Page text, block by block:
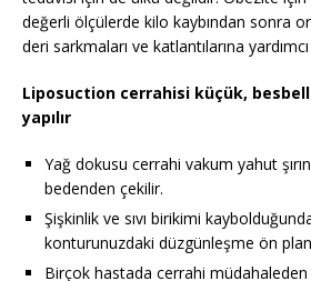
değerli ölçülerde kilo kaybından sonra
deri sarkmaları ve katlantılarına
Liposuction cerrahisi küçük,
yapılır
Yağ dokusu cerrahi vakum yahut
bedenden çekilir.
Şişkinlik ve sıvı birikimi
konturunuzdaki düzgünleşme ön
Birçok hastada cerrahi müdahaleden